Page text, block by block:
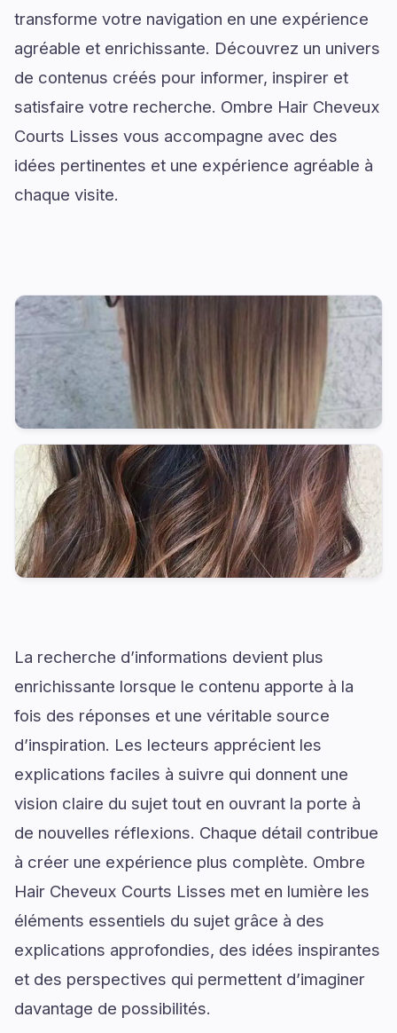
transforme votre navigation en une expérience
agréable et enrichissante. Découvrez un univers
de contenus créés pour informer, inspirer et
satisfaire votre recherche. Ombre Hair Cheveux
Courts Lisses vous accompagne avec des
idées pertinentes et une expérience agréable à
chaque visite.
La recherche d’informations devient plus
enrichissante lorsque le contenu apporte à la
fois des réponses et une véritable source
d’inspiration. Les lecteurs apprécient les
explications faciles à suivre qui donnent une
vision claire du sujet tout en ouvrant la porte à
de nouvelles réflexions. Chaque détail contribue
à créer une expérience plus complète. Ombre
Hair Cheveux Courts Lisses met en lumière les
éléments essentiels du sujet grâce à des
explications approfondies, des idées inspirantes
et des perspectives qui permettent d’imaginer
davantage de possibilités.